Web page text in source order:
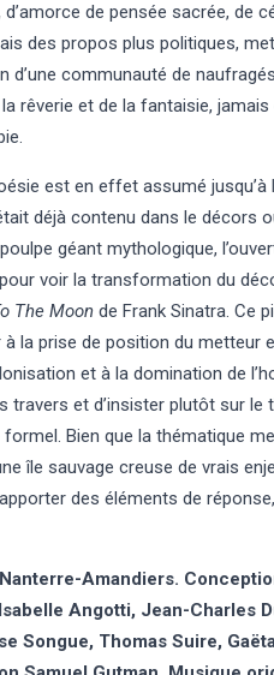
de pensée sacrée, de
des propos plus politiques,
d’une communauté de
rêverie et de la fantaisie,
est en effet assumé
déjà contenu dans le décors
géant mythologique,
voir la transformation du
The Moon de Frank Sinatra. Ce
la prise de position du metteur
et à la domination de
travers et d’insister plutôt sur
formel. Bien que la thématique
île sauvage creuse de vrais
des éléments de réponse,
Amandiers.
Angotti, Jean-Charles
Songue, Thomas Suire,